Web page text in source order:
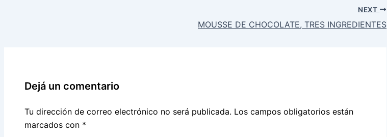
NEXT
MOUSSE DE CHOCOLATE, TRES INGREDIENTES
Dejá un comentario
Tu dirección de correo electrónico no será publicada. Los campos obligatorios están
marcados con *